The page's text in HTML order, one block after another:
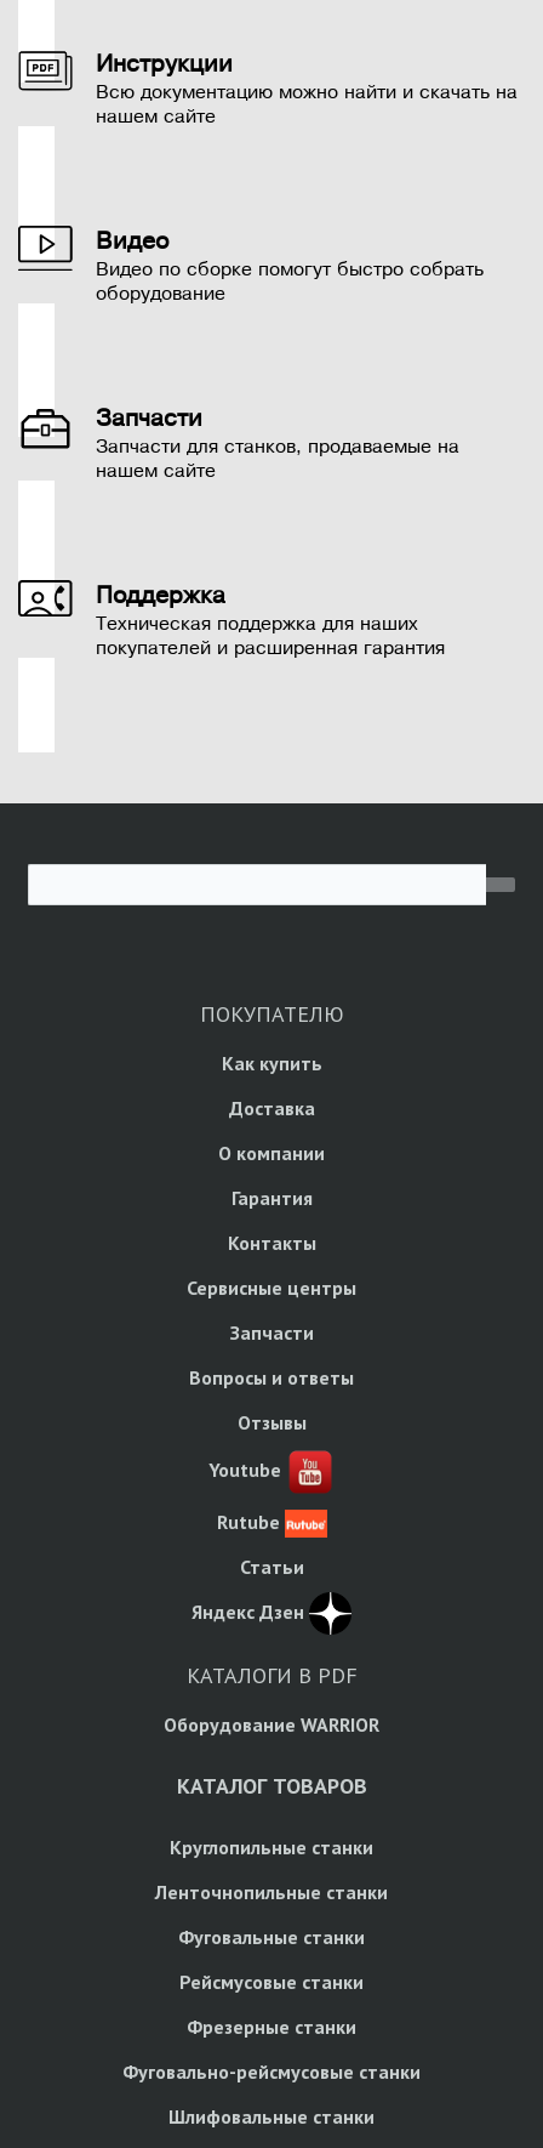
Инструкции
Всю документацию можно найти и скачать на
нашем сайте
Видео
Видео по сборке помогут быстро собрать
оборудование
Запчасти
Запчасти для станков, продаваемые на
нашем сайте
Поддержка
Техническая поддержка для наших
покупателей и расширенная гарантия
ПОКУПАТЕЛЮ
Как купить
Доставка
О компании
Гарантия
Контакты
Сервисные центры
Запчасти
Вопросы и ответы
Отзывы
Youtube
Rutube
Статьи
Яндекс Дзен
КАТАЛОГИ В PDF
Оборудование WARRIOR
КАТАЛОГ ТОВАРОВ
Круглопильные станки
Ленточнопильные станки
Фуговальные станки
Рейсмусовые станки
Фрезерные станки
Фуговально-рейсмусовые станки
Шлифовальные станки